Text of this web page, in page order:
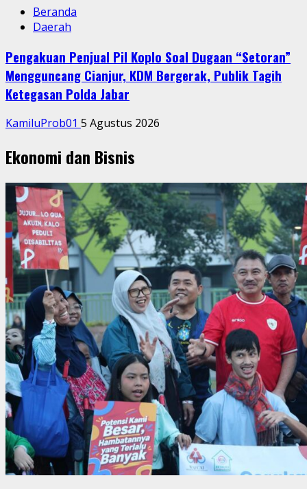
Beranda
Daerah
Pengakuan Penjual Pil Koplo Soal Dugaan “Setoran”
Mengguncang Cianjur, KDM Bergerak, Publik Tagih
Ketegasan Polda Jabar
KamiluProb01 5 Agustus 2026
Ekonomi dan Bisnis